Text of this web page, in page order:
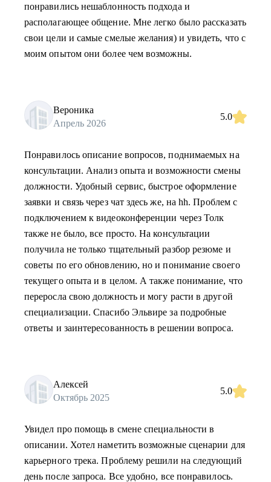
понравились нешаблонность подхода и
располагающее общение. Мне легко было рассказать
свои цели и самые смелые желания) и увидеть, что с
моим опытом они более чем возможны.
Вероника
Апрель 2026
5.0
Понравилось описание вопросов, поднимаемых на
консультации. Анализ опыта и возможности смены
должности. Удобный сервис, быстрое оформление
заявки и связь через чат здесь же, на hh. Проблем с
подключением к видеоконференции через Толк
также не было, все просто. На консультации
получила не только тщательный разбор резюме и
советы по его обновлению, но и понимание своего
текущего опыта и в целом. А также понимание, что
переросла свою должность и могу расти в другой
специализации. Спасибо Эльвире за подробные
ответы и заинтересованность в решении вопроса.
Алексей
Октябрь 2025
5.0
Увидел про помощь в смене специальности в
описании. Хотел наметить возможные сценарии для
карьерного трека. Проблему решили на следующий
день после запроса. Все удобно, все понравилось.